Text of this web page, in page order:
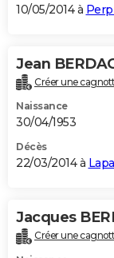
10/05/2014 à
Jean
Créer une
Naissance
30/04/1953
Décès
22/03/2014 à
Jacques
Créer une